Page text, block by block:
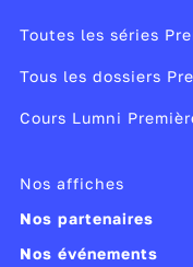
Toutes les séries
Tous les dossiers
Cours Lumni
Nos affiches
Nos partenaires
Nos événements